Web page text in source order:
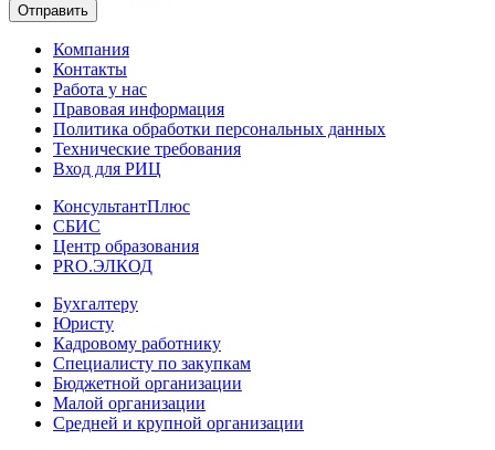
Отправить
Компания
Контакты
Работа у нас
Правовая информация
Политика обработки персональных данных
Технические требования
Вход для РИЦ
КонсультантПлюс
СБИС
Центр образования
PRO.ЭЛКОД
Бухгалтеру
Юристу
Кадровому работнику
Специалисту по закупкам
Бюджетной организации
Малой организации
Средней и крупной организации